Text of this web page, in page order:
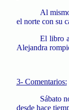
Al
el norte con su
El libro
Alejandra
3- Comentarios:
Sábato
desde hace